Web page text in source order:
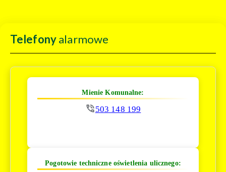
Telefonyalarmowe
Mienie Komunalne:
503 148 199
Pogotowie techniczne oświetlenia ulicznego: